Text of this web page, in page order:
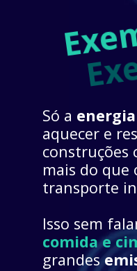
Só a
aquecer e
construções
mais do que
transporte
Isso sem
comida e
grandes